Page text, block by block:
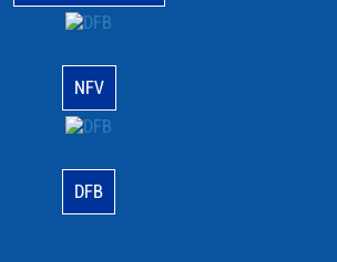
NFV
DFB